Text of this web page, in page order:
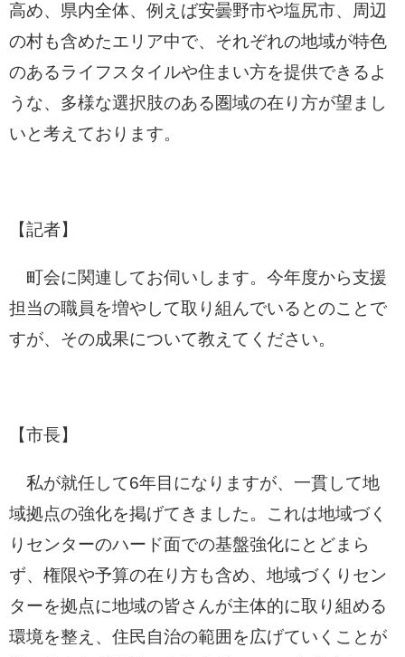
高め、県内全体、例えば安曇野市や塩尻市、周辺
の村も含めたエリア中で、それぞれの地域が特色
のあるライフスタイルや住まい方を提供できるよ
うな、多様な選択肢のある圏域の在り方が望まし
いと考えております。
【記者】
町会に関連してお伺いします。今年度から支援
担当の職員を増やして取り組んでいるとのことで
すが、その成果について教えてください。
【市長】
私が就任して6年目になりますが、一貫して地
域拠点の強化を掲げてきました。これは地域づく
りセンターのハード面での基盤強化にとどまら
ず、権限や予算の在り方も含め、地域づくりセン
ターを拠点に地域の皆さんが主体的に取り組める
環境を整え、住民自治の範囲を広げていくことが